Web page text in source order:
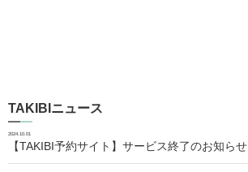
TAKIBIニュース
2024.10.01
【TAKIBI予約サイト】サービス終了のお知らせ